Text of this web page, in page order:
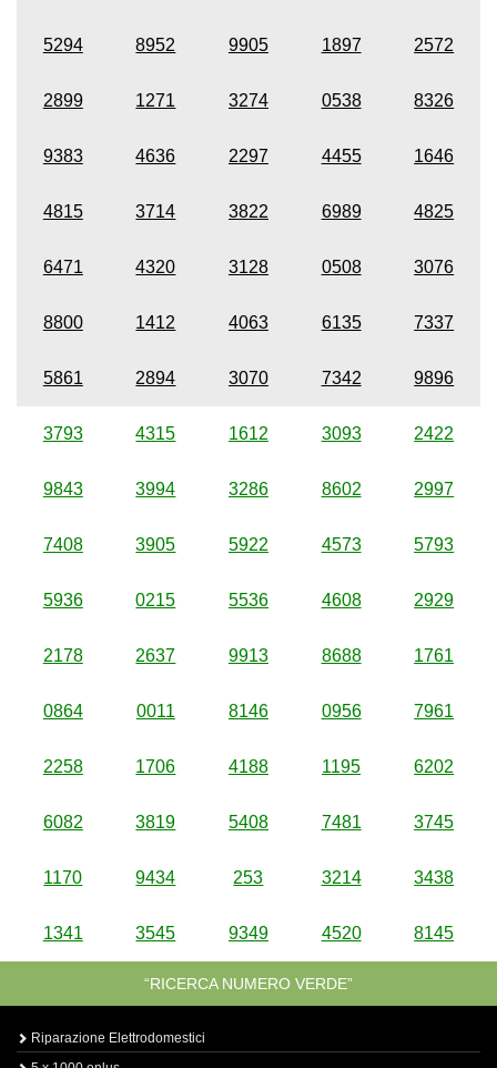
5294 8952 9905 1897 2572
2899 1271 3274 0538 8326
9383 4636 2297 4455 1646
4815 3714 3822 6989 4825
6471 4320 3128 0508 3076
8800 1412 4063 6135 7337
5861 2894 3070 7342 9896
3793 4315 1612 3093 2422
9843 3994 3286 8602 2997
7408 3905 5922 4573 5793
5936 0215 5536 4608 2929
2178 2637 9913 8688 1761
0864 0011 8146 0956 7961
2258 1706 4188 1195 6202
6082 3819 5408 7481 3745
1170 9434 253 3214 3438
1341 3545 9349 4520 8145
“RICERCA NUMERO VERDE”
Riparazione Elettrodomestici